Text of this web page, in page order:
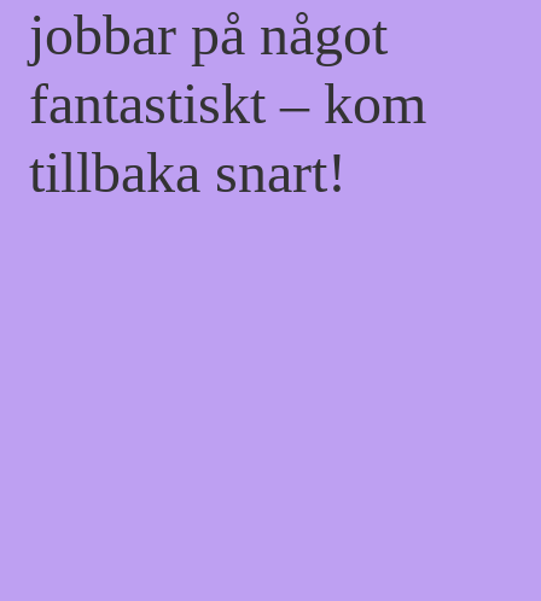
jobbar på något
fantastiskt – kom
tillbaka snart!